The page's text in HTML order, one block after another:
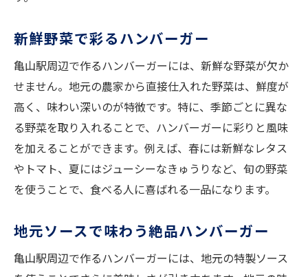
新鮮野菜で彩るハンバーガー
亀山駅周辺で作るハンバーガーには、新鮮な野菜が欠か
せません。地元の農家から直接仕入れた野菜は、鮮度が
高く、味わい深いのが特徴です。特に、季節ごとに異な
る野菜を取り入れることで、ハンバーガーに彩りと風味
を加えることができます。例えば、春には新鮮なレタス
やトマト、夏にはジューシーなきゅうりなど、旬の野菜
を使うことで、食べる人に喜ばれる一品になります。
地元ソースで味わう絶品ハンバーガー
亀山駅周辺で作るハンバーガーには、地元の特製ソース